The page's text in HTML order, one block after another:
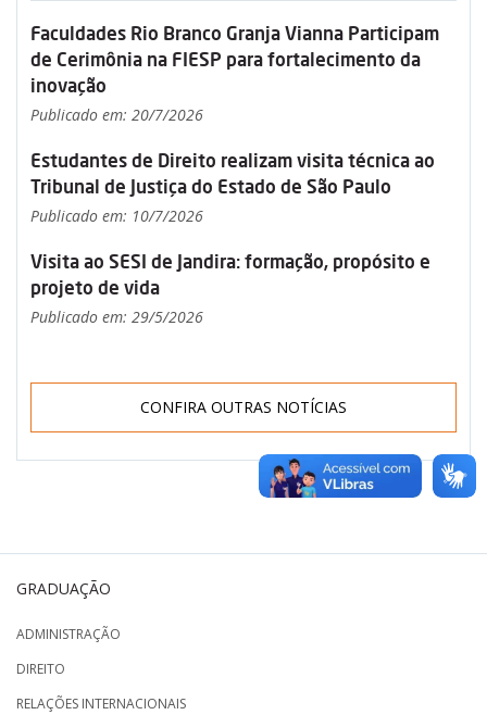
Faculdades Rio Branco Granja Vianna Participam
de Cerimônia na FIESP para fortalecimento da
inovação
Publicado em: 20/7/2026
Estudantes de Direito realizam visita técnica ao
Tribunal de Justiça do Estado de São Paulo
Publicado em: 10/7/2026
Visita ao SESI de Jandira: formação, propósito e
projeto de vida
Publicado em: 29/5/2026
CONFIRA OUTRAS NOTÍCIAS
GRADUAÇÃO
ADMINISTRAÇÃO
DIREITO
RELAÇÕES INTERNACIONAIS